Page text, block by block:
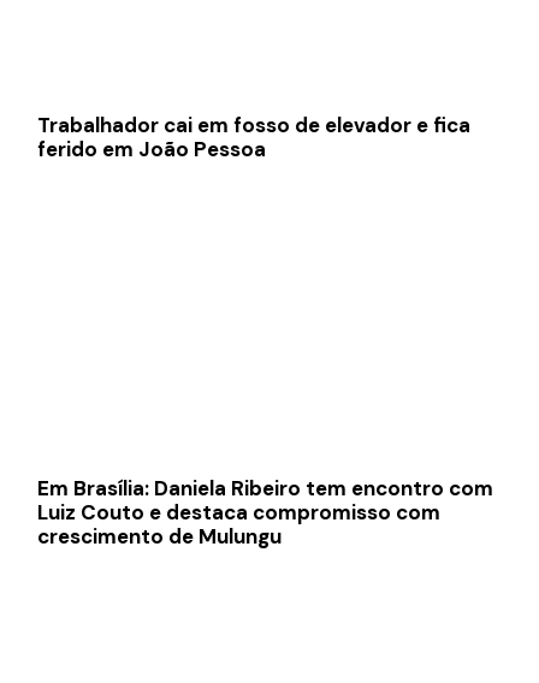
Trabalhador cai em fosso de elevador e fica
ferido em João Pessoa
Em Brasília: Daniela Ribeiro tem encontro com
Luiz Couto e destaca compromisso com
crescimento de Mulungu